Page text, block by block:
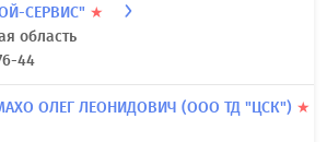
СЕРВИС" ★
область
44
ОЛЕГ ЛЕОНИДОВИЧ (ООО ТД "ЦСК") ★